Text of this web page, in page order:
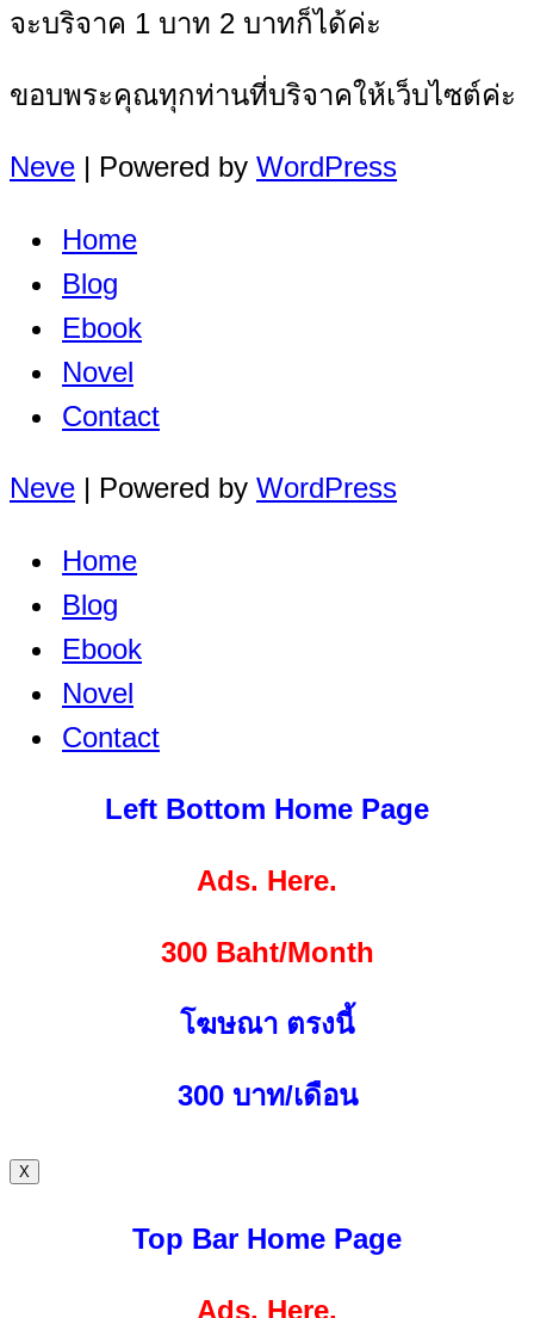
จะบริจาค 1 บาท 2 บาทก็ได้ค่ะ
ขอบพระคุณทุกท่านที่บริจาคให้เว็บไซต์ค่ะ
Neve | Powered by WordPress
Home
Blog
Ebook
Novel
Contact
Neve | Powered by WordPress
Home
Blog
Ebook
Novel
Contact
Left Bottom Home Page
Ads. Here.
300 Baht/Month
โฆษณา ตรงนี้
300 บาท/เดือน
X
Top Bar Home Page
Ads. Here.